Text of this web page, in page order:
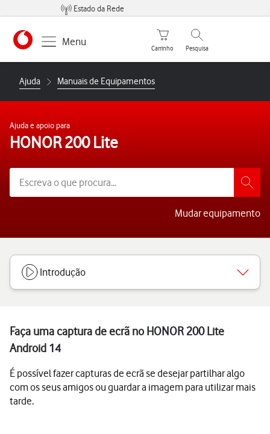
Estado da Rede
https://www.vodafone.pt
Menu
Carrinho de compras
Carrinho
Pesquisar
Pesquisa
Ajuda Manuais de Equipamentos
Ajuda e apoio para
HONOR 200 Lite
Mudar equipamento
Introdução
Faça uma captura de ecrã no HONOR 200 Lite
Android 14
É possível fazer capturas de ecrã se desejar partilhar algo
com os seus amigos ou guardar a imagem para utilizar mais
tarde.